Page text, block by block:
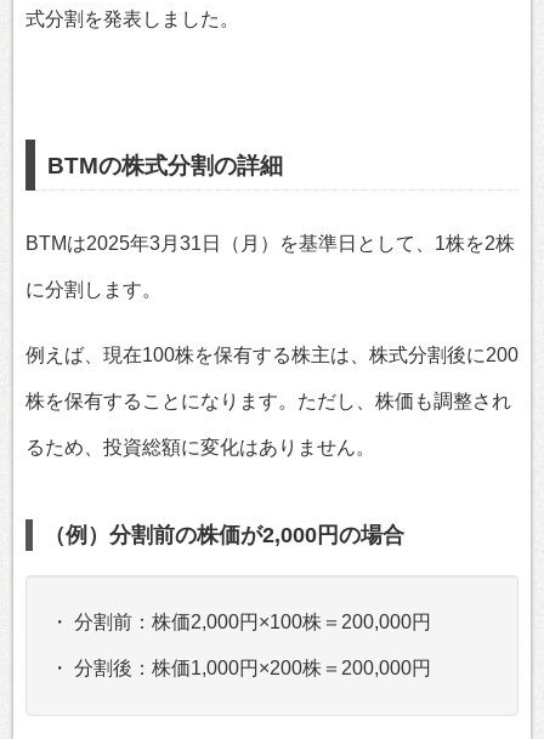
式分割を発表しました。
BTMの株式分割の詳細
BTMは2025年3月31日（月）を基準日として、1株を2株
に分割します。
例えば、現在100株を保有する株主は、株式分割後に200
株を保有することになります。ただし、株価も調整され
るため、投資総額に変化はありません。
（例）分割前の株価が2,000円の場合
・ 分割前：株価2,000円×100株＝200,000円
・ 分割後：株価1,000円×200株＝200,000円